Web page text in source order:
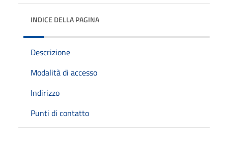
INDICE DELLA PAGINA
Descrizione
Modalità di accesso
Indirizzo
Punti di contatto